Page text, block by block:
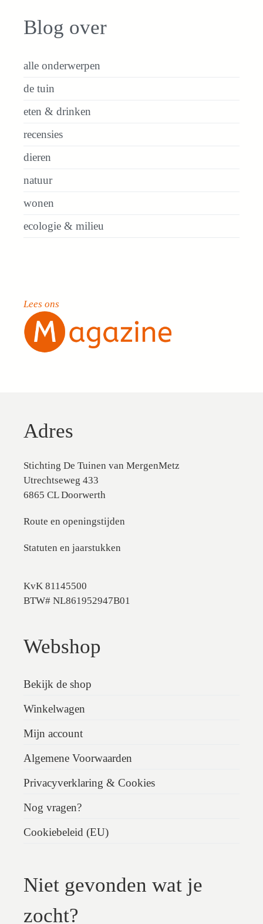
Blog over
alle onderwerpen
de tuin
eten & drinken
recensies
dieren
natuur
wonen
ecologie & milieu
Lees ons
Adres
Stichting De Tuinen van MergenMetz
Utrechtseweg 433
6865 CL Doorwerth
Route en openingstijden
Statuten en jaarstukken
KvK 81145500
BTW# NL861952947B01
Webshop
Bekijk de shop
Winkelwagen
Mijn account
Algemene Voorwaarden
Privacyverklaring & Cookies
Nog vragen?
Cookiebeleid (EU)
Niet gevonden wat je
zocht?